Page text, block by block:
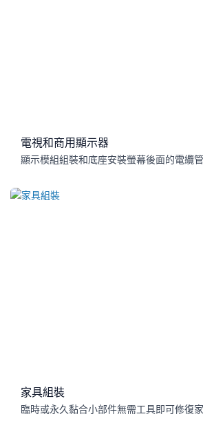
電視和商用顯示器
顯示模組組裝和底座安裝螢幕後面的電纜
家具組裝
臨時或永久黏合小部件無需工具即可修復